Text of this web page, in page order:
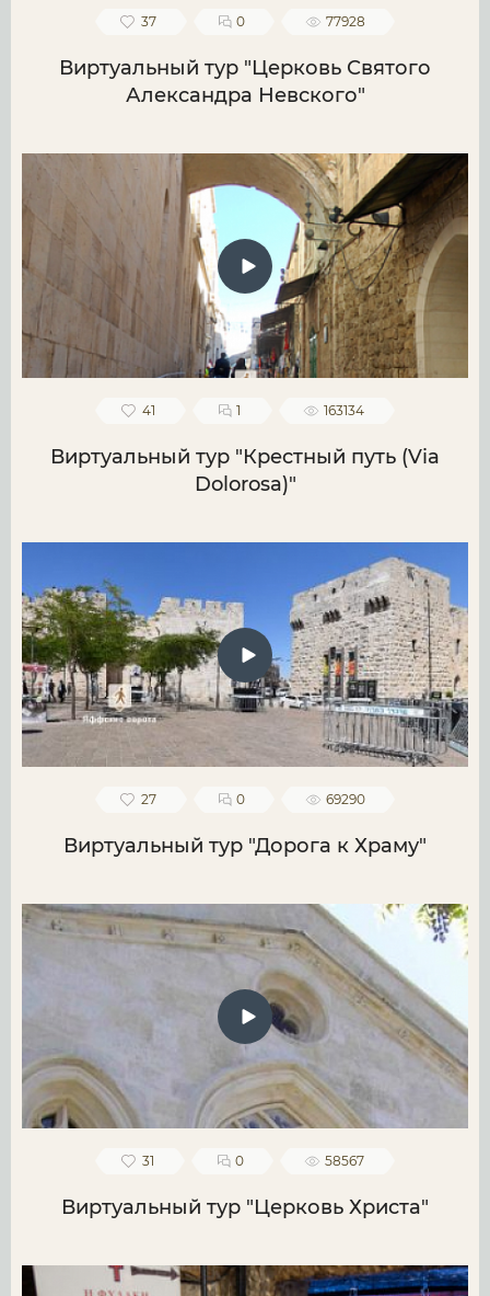
37 0 77928
Виртуальный тур "Церковь Святого
Александра Невского"
41 1 163134
Виртуальный тур "Крестный путь (Via
Dolorosa)"
27 0 69290
Виртуальный тур "Дорога к Храму"
31 0 58567
Виртуальный тур "Церковь Христа"